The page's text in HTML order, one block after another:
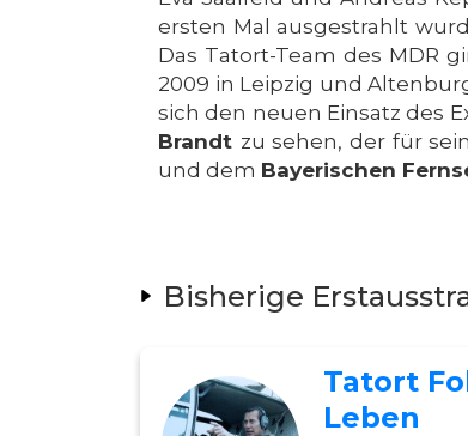
ersten Mal ausgestrahlt
Das Tatort-Team des MDR
2009 in Leipzig und
sich den neuen Einsatz des
Brandt zu sehen, der für
und dem Bayerischen
Bisherige
Tatort
Leben